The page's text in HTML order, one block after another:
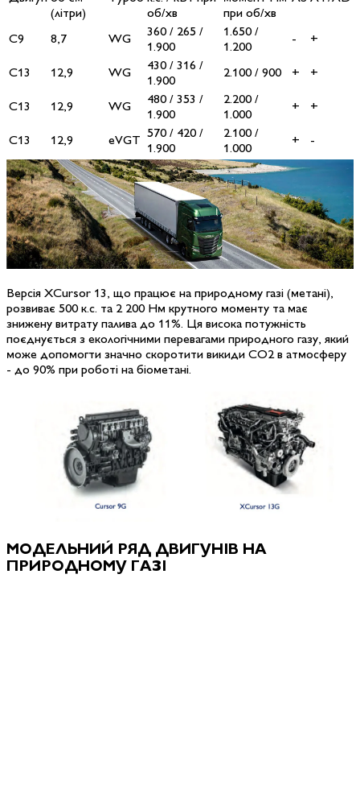
(літри)
об/хв
при об/хв
C9 8,7 WG
360 / 265 /
1.900
1.650 /
1.200
- +
C13 12,9 WG
430 / 316 /
1.900
2.100 / 900 + +
C13 12,9 WG
480 / 353 /
1.900
2.200 /
1.000
+ +
C13 12,9 eVGT
570 / 420 /
1.900
2.100 /
1.000
+ -
Версія XCursor 13, що працює на природному газі (метані),
розвиває 500 к.с. та 2 200 Нм крутного моменту та має
знижену витрату палива до 11%. Ця висока потужність
поєднується з екологічними перевагами природного газу, який
може допомогти значно скоротити викиди CO2 в атмосферу
- до 90% при роботі на біометані.
МОДЕЛЬНИЙ РЯД ДВИГУНІВ НА
ПРИРОДНОМУ ГАЗІ